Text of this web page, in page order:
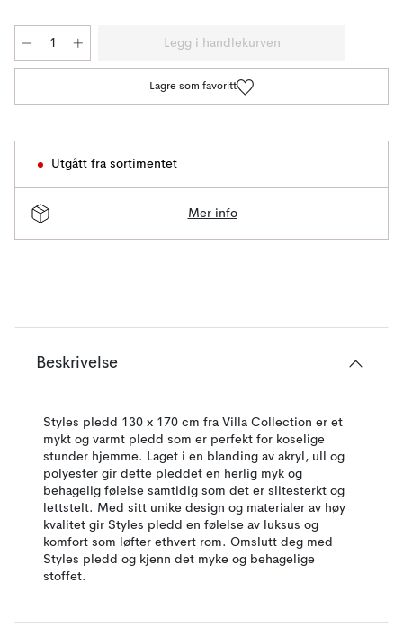
Legg i handlekurven
Lagre som favoritt
Utgått fra sortimentet
Mer info
Beskrivelse
Styles pledd 130 x 170 cm fra Villa Collection er et
mykt og varmt pledd som er perfekt for koselige
stunder hjemme. Laget i en blanding av akryl, ull og
polyester gir dette pleddet en herlig myk og
behagelig følelse samtidig som det er slitesterkt og
lettstelt. Med sitt unike design og materialer av høy
kvalitet gir Styles pledd en følelse av luksus og
komfort som løfter ethvert rom. Omslutt deg med
Styles pledd og kjenn det myke og behagelige
stoffet.